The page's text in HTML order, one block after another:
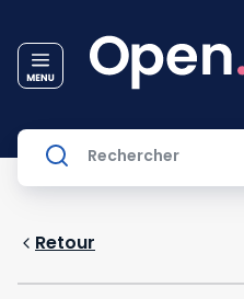
Retour